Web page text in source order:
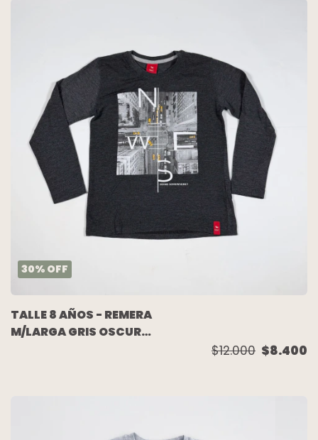
30% OFF
TALLE 8 AÑOS - REMERA
M/LARGA GRIS OSCURO
$12.000 $8.400